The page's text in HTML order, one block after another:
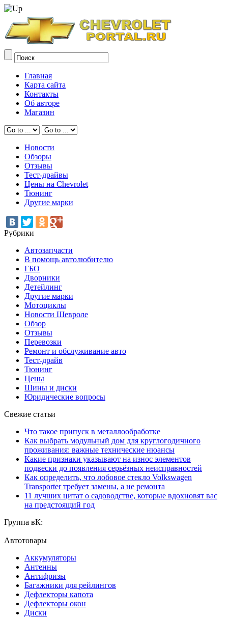
Главная
Карта сайта
Контакты
Об авторе
Магазин
Новости
Обзоры
Отзывы
Тест-драйвы
Цены на Chevrolet
Тюнинг
Другие марки
Рубрики
Автозапчасти
В помощь автолюбителю
ГБО
Дворники
Детейлинг
Другие марки
Мотоциклы
Новости Шевроле
Обзор
Отзывы
Перевозки
Ремонт и обслуживание авто
Тест-драйв
Тюнинг
Цены
Шины и диски
Юридические вопросы
Свежие статьи
Что такое припуск в металлообработке
Как выбрать модульный дом для круглогодичного
проживания: важные технические нюансы
Какие признаки указывают на износ элементов
подвески до появления серьёзных неисправностей
Как определить, что лобовое стекло Volkswagen
Transporter требует замены, а не ремонта
11 лучших цитат о садоводстве, которые вдохновят вас
на предстоящий год
Группа вК:
Автотовары
Аккумуляторы
Антенны
Антифризы
Багажники для рейлингов
Дефлекторы капота
Дефлекторы окон
Диски